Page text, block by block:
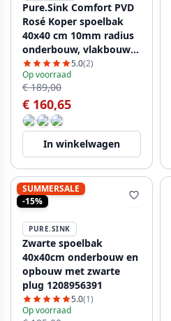
Pure.Sink Comfort PVD
Rosé Koper spoelbak
40x40 cm 10mm radius
onderbouw, vlakbouw
en opbouw PCM4040-62
5.0(2)
Op voorraad
€ 189,00
€ 160,65
In winkelwagen
SUMMERSALE
-15%
PURE.SINK
Zwarte spoelbak
40x40cm onderbouw en
opbouw met zwarte
plug 1208956391
5.0(1)
Op voorraad